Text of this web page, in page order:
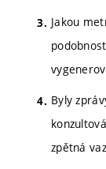
Jakou
Byly
zpětná